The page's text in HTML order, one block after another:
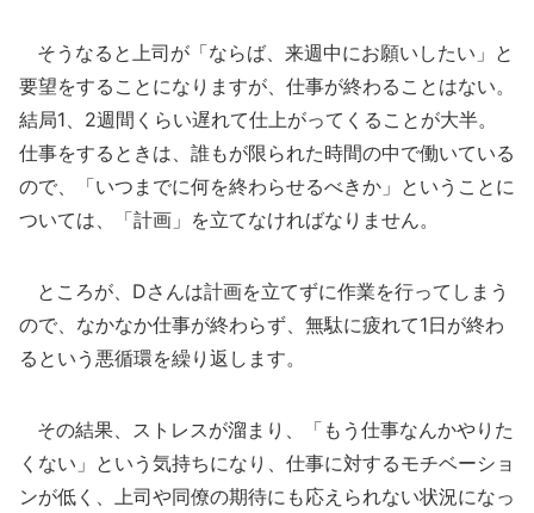
そうなると上司が「ならば、来週中にお願いしたい」と
要望をすることになりますが、仕事が終わることはない。
結局1、2週間くらい遅れて仕上がってくることが大半。
仕事をするときは、誰もが限られた時間の中で働いている
ので、「いつまでに何を終わらせるべきか」ということに
ついては、「計画」を立てなければなりません。
ところが、Dさんは計画を立てずに作業を行ってしまう
ので、なかなか仕事が終わらず、無駄に疲れて1日が終わ
るという悪循環を繰り返します。
その結果、ストレスが溜まり、「もう仕事なんかやりた
くない」という気持ちになり、仕事に対するモチベーショ
ンが低く、上司や同僚の期待にも応えられない状況になっ